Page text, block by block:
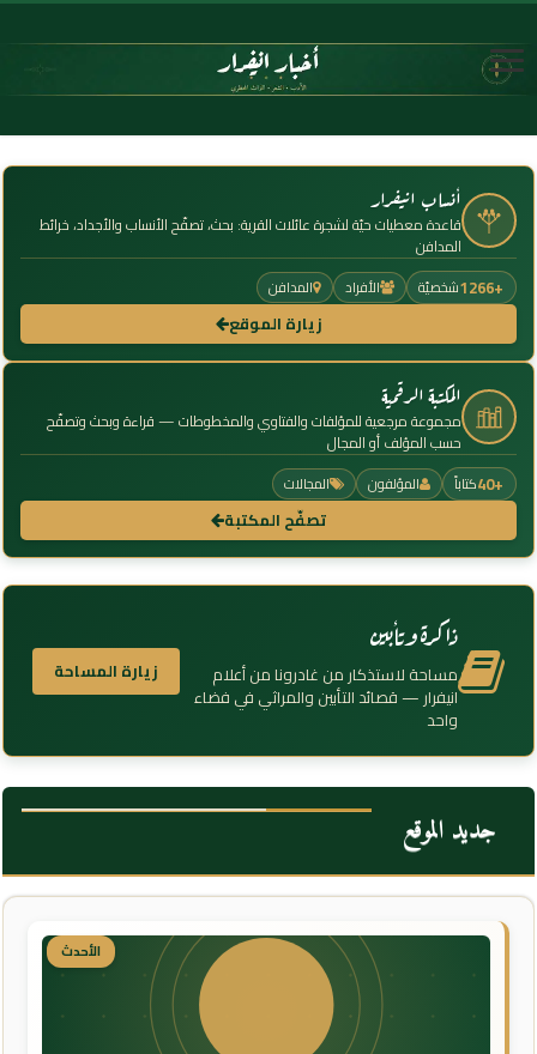
أنساب انيفرار
قاعدة معطيات حيّة لشجرة عائلات القرية: بحث، تصفّح الأنساب والأجداد، خرائط
المدافن
+1266 شخصيّة الأفراد المدافن
زيارة الموقع
المكتبة الرقمية
مجموعة مرجعية للمؤلفات والفتاوي والمخطوطات — قراءة وبحث وتصفّح
حسب المؤلف أو المجال
+40 كتاباً المؤلفون المجالات
تصفّح المكتبة
ذاكرة وتأبين
مساحة لاستذكار من غادرونا من أعلام
انيفرار — قصائد التأبين والمراثي في فضاء
واحد
زيارة المساحة
جديد الموقع